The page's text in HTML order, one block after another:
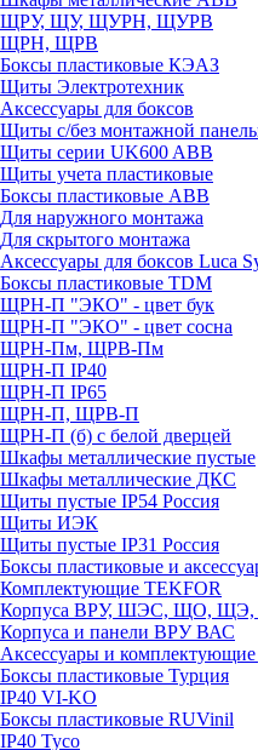
ЩРУ, ЩУ, ЩУРН, ЩУРВ
ЩРН, ЩРВ
Боксы пластиковые КЭАЗ
Щиты Электротехник
Аксессуары для боксов
Щиты с/без монтажной
Щиты серии UK600 ABB
Щиты учета пластиковые
Боксы пластиковые ABB
Для наружного монтажа
Для скрытого монтажа
Аксессуары для боксов Luca
Боксы пластиковые TDM
ЩРН-П "ЭКО" - цвет бук
ЩРН-П "ЭКО" - цвет сосна
ЩРН-Пм, ЩРВ-Пм
ЩРН-П IP40
ЩРН-П IP65
ЩРН-П, ЩРВ-П
ЩРН-П (б) с белой дверцей
Шкафы металлические пустые
Шкафы металлические ДКС
Щиты пустые IP54 Россия
Щиты ИЭК
Щиты пустые IP31 Россия
Боксы пластиковые и
Комплектующие TEKFOR
Корпуса ВРУ, ШЭС, ЩО,
Корпуса и панели ВРУ ВАС
Аксессуары и
Боксы пластиковые Турция
IP40 VI-KO
Боксы пластиковые RUVinil
IP40 Тусо